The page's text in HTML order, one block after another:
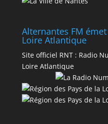
Alternantes FM
Loire Atlantique
Site officiel RNT : Radio
Loire Atlantique